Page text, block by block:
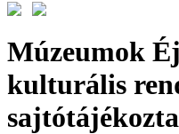
Múzeumok
kulturális